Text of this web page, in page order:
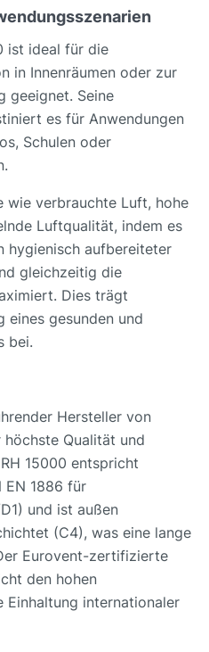
ist ideal für die
in Innenräumen oder zur
geeignet. Seine
es für Anwendungen
Schulen oder
wie verbrauchte Luft, hohe
Luftqualität, indem es
hygienisch aufbereiteter
gleichzeitig die
Dies trägt
eines gesunden und
bei.
Hersteller von
Qualität und
15000 entspricht
EN 1886 für
und ist außen
(C4), was eine lange
Eurovent-zertifizierte
den hohen
Einhaltung internationaler